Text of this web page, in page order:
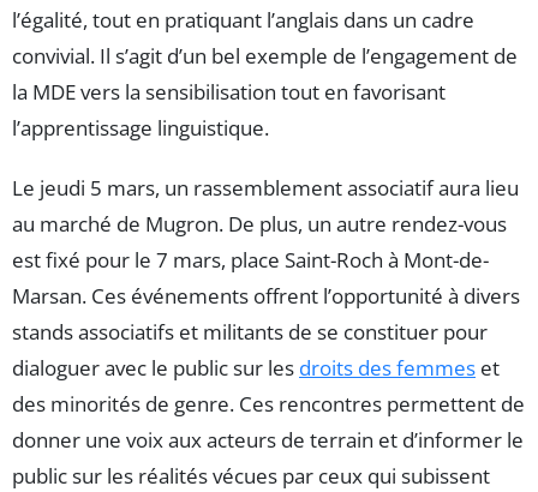
l’égalité, tout en pratiquant l’anglais dans un cadre
convivial. Il s’agit d’un bel exemple de l’engagement de
la MDE vers la sensibilisation tout en favorisant
l’apprentissage linguistique.
Le jeudi 5 mars, un rassemblement associatif aura lieu
au marché de Mugron. De plus, un autre rendez-vous
est fixé pour le 7 mars, place Saint-Roch à Mont-de-
Marsan. Ces événements offrent l’opportunité à divers
stands associatifs et militants de se constituer pour
dialoguer avec le public sur les droits des femmes et
des minorités de genre. Ces rencontres permettent de
donner une voix aux acteurs de terrain et d’informer le
public sur les réalités vécues par ceux qui subissent